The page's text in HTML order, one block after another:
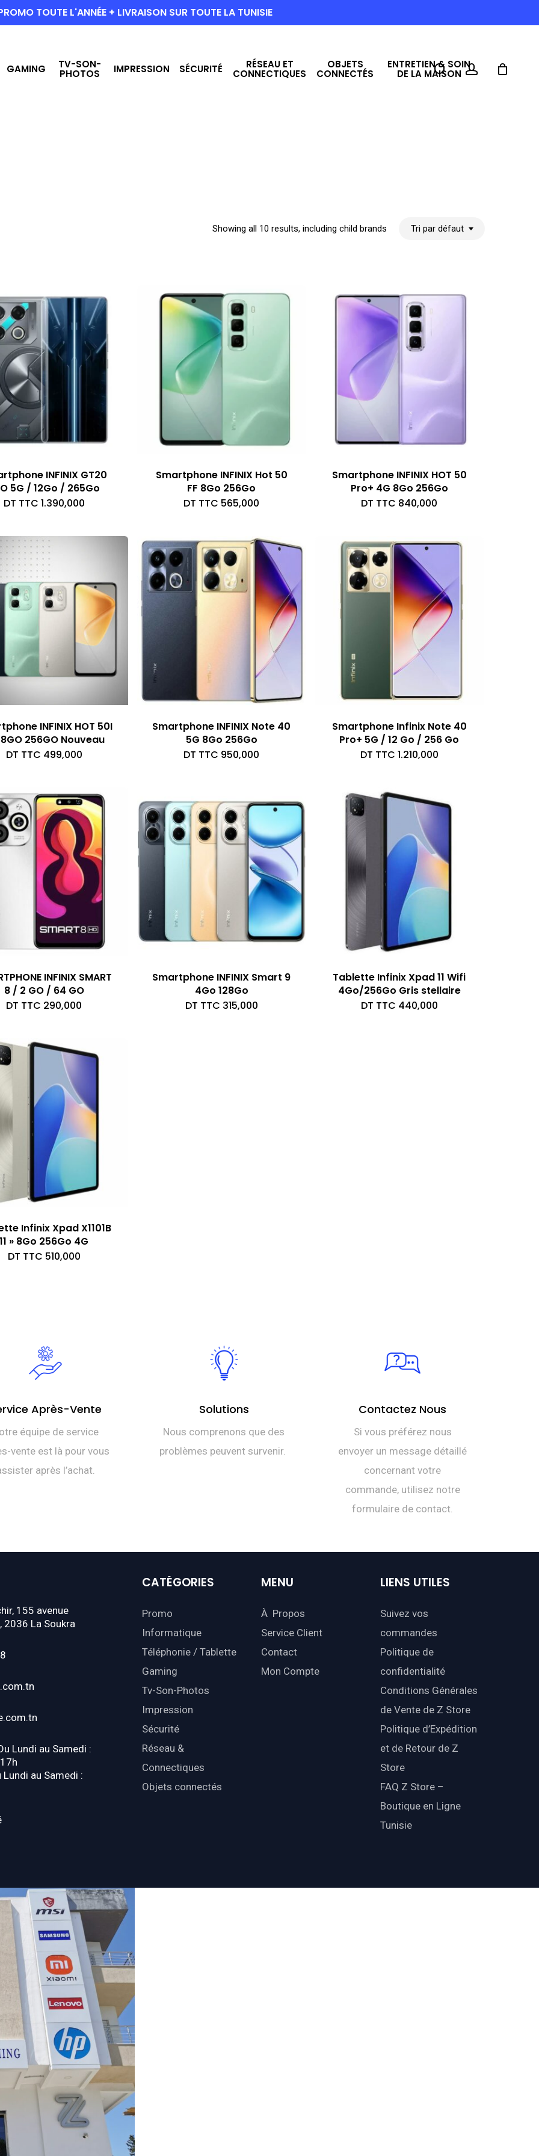
TOUTE L'ANNÉE + LIVRAISON SUR TOUTE LA TUNISIE
GAMING TV-SON-
PHOTOS IMPRESSION SÉCURITÉ RÉSEAU ET
CONNECTIQUES
OBJETS
CONNECTÉS
ENTRETIEN & SOIN
DE LA MAISONsearchaccount
Showing all 10 results, including child brands Tri par défaut
INFINIX GT20
5G / 12Go / 265Go
DT TTC 1.390,000
Smartphone INFINIX Hot 50
FF 8Go 256Go
DT TTC 565,000
Smartphone INFINIX HOT 50
Pro+ 4G 8Go 256Go
DT TTC 840,000
INFINIX HOT 50I
256GO Nouveau
DT TTC 499,000
Smartphone INFINIX Note 40
5G 8Go 256Go
DT TTC 950,000
Smartphone Infinix Note 40
Pro+ 5G / 12 Go / 256 Go
DT TTC 1.210,000
INFINIX SMART
8 / 2 GO / 64 GO
DT TTC 290,000
Smartphone INFINIX Smart 9
4Go 128Go
DT TTC 315,000
Tablette Infinix Xpad 11 Wifi
4Go/256Go Gris stellaire
DT TTC 440,000
Infinix Xpad X1101B
11 » 8Go 256Go 4G
DT TTC 510,000
Après-Vente
équipe de service
vente est là pour vous
après l’achat.
Solutions
Nous comprenons que des
problèmes peuvent survenir.
Contactez Nous
Si vous préférez nous
envoyer un message détaillé
concernant votre
commande, utilisez notre
formulaire de contact.
155 avenue
2036 La Soukra
Lundi au Samedi :
Lundi au Samedi :
CATÉGORIES
Promo
Informatique
Téléphonie / Tablette
Gaming
Tv-Son-Photos
Impression
Sécurité
Réseau &
Connectiques
Objets connectés
MENU
À Propos
Service Client
Contact
Mon Compte
LIENS UTILES
Suivez vos
commandes
Politique de
confidentialité
Conditions Générales
de Vente de Z Store
Politique d’Expédition
et de Retour de Z
Store
FAQ Z Store –
Boutique en Ligne
Tunisie